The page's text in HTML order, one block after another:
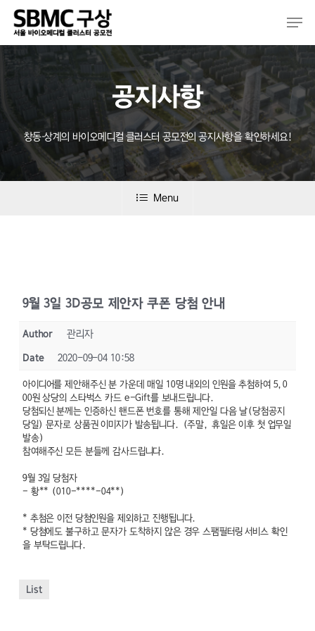
Skip
main
content
공지사항
창동·상계의 바이오메디컬 클러스터 공모전의 공지사항을 확인하세요!
Menu
9월 3일 3D공모 제안자 쿠폰 당첨 안내
Author 관리자
Date 2020-09-04 10:58
아이디어를 제안해주신 분 가운데 매일 10명 내외의 인원을 추첨하여 5,0
00원 상당의 스타벅스 카드 e-Gift를 보내드립니다.
당첨되신 분께는 인증하신 핸드폰 번호를 통해 제안일 다음 날(당첨공지
당일) 문자로 상품권 이미지가 발송됩니다. (주말, 휴일은 이후 첫 업무일
발송)
참여해주신 모든 분들께 감사드립니다.
9월 3일 당첨자
- 황** (010-****-04**)
* 추첨은 이전 당첨인원을 제외하고 진행됩니다.
* 당첨에도 불구하고 문자가 도착하지 않은 경우 스팸필터링 서비스 확인
을 부탁드립니다.
List